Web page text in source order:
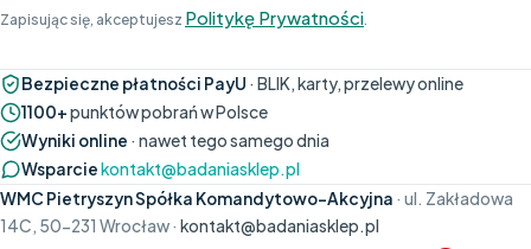
Zapisując się, akceptujesz Politykę Prywatności.
Bezpieczne płatności PayU · BLIK, karty, przelewy online
1100+punktów pobrań w Polsce
Wyniki online · nawet tego samego dnia
Wsparciekontakt@badaniasklep.pl
WMC Pietryszyn Spółka Komandytowo-Akcyjna · ul. Zakładowa
14C, 50-231 Wrocław · kontakt@badaniasklep.pl